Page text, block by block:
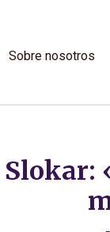
Sobre nosotros